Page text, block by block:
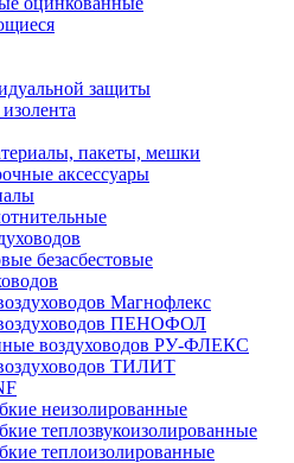
защиты
пакеты, мешки
аксессуары
безасбестовые
Магнофлекс
ПЕНОФОЛ
воздуховодов РУ-ФЛЕКС
ТИЛИТ
неизолированные
теплозвукоизолированные
теплоизолированные